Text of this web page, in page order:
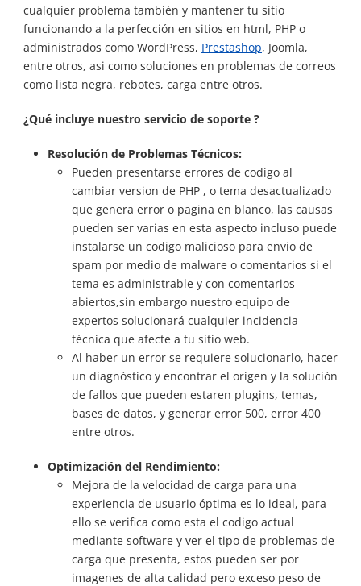
cualquier problema también y mantener tu sitio
funcionando a la perfección en sitios en html, PHP o
administrados como WordPress, Prestashop, Joomla,
entre otros, asi como soluciones en problemas de correos
como lista negra, rebotes, carga entre otros.
¿Qué incluye nuestro servicio de soporte ?
Resolución de Problemas Técnicos:
Pueden presentarse errores de codigo al
cambiar version de PHP , o tema desactualizado
que genera error o pagina en blanco, las causas
pueden ser varias en esta aspecto incluso puede
instalarse un codigo malicioso para envio de
spam por medio de malware o comentarios si el
tema es administrable y con comentarios
abiertos,sin embargo nuestro equipo de
expertos solucionará cualquier incidencia
técnica que afecte a tu sitio web.
Al haber un error se requiere solucionarlo, hacer
un diagnóstico y encontrar el origen y la solución
de fallos que pueden estaren plugins, temas,
bases de datos, y generar error 500, error 400
entre otros.
Optimización del Rendimiento:
Mejora de la velocidad de carga para una
experiencia de usuario óptima es lo ideal, para
ello se verifica como esta el codigo actual
mediante software y ver el tipo de problemas de
carga que presenta, estos pueden ser por
imagenes de alta calidad pero exceso peso de